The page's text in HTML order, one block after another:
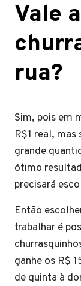
Vale
rua?
Sim, pois em
R$1 real, mas
grande
ótimo
precisará
Então
trabalhar é
ganhe os R$
de quinta à